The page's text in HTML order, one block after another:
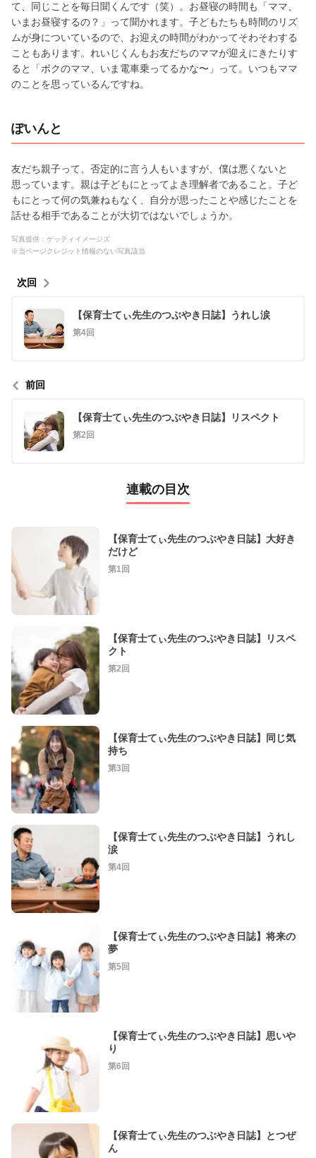
て、同じことを毎日聞くんです（笑）。お昼寝の時間も「ママ、
いまお昼寝するの？」って聞かれます。子どもたちも時間のリズ
ムが身についているので、お迎えの時間がわかってそわそわする
こともあります。れいじくんもお友だちのママが迎えにきたりす
ると「ボクのママ、いま電車乗ってるかな〜」って。いつもママ
のことを思っているんですね。
ぽいんと
友だち親子って、否定的に言う人もいますが、僕は悪くないと
思っています。親は子どもにとってよき理解者であること。子ど
もにとって何の気兼ねもなく、自分が思ったことや感じたことを
話せる相手であることが大切ではないでしょうか。
写真提供：ゲッティイメージズ
※当ページクレジット情報のない写真該当
次回
【保育士てぃ先生のつぶやき日誌】うれし涙
第4回
前回
【保育士てぃ先生のつぶやき日誌】リスペクト
第2回
連載の目次
【保育士てぃ先生のつぶやき日誌】大好き
だけど
第1回
【保育士てぃ先生のつぶやき日誌】リスペ
クト
第2回
【保育士てぃ先生のつぶやき日誌】同じ気
持ち
第3回
【保育士てぃ先生のつぶやき日誌】うれし
涙
第4回
【保育士てぃ先生のつぶやき日誌】将来の
夢
第5回
【保育士てぃ先生のつぶやき日誌】思いや
り
第6回
【保育士てぃ先生のつぶやき日誌】とつぜ
ん